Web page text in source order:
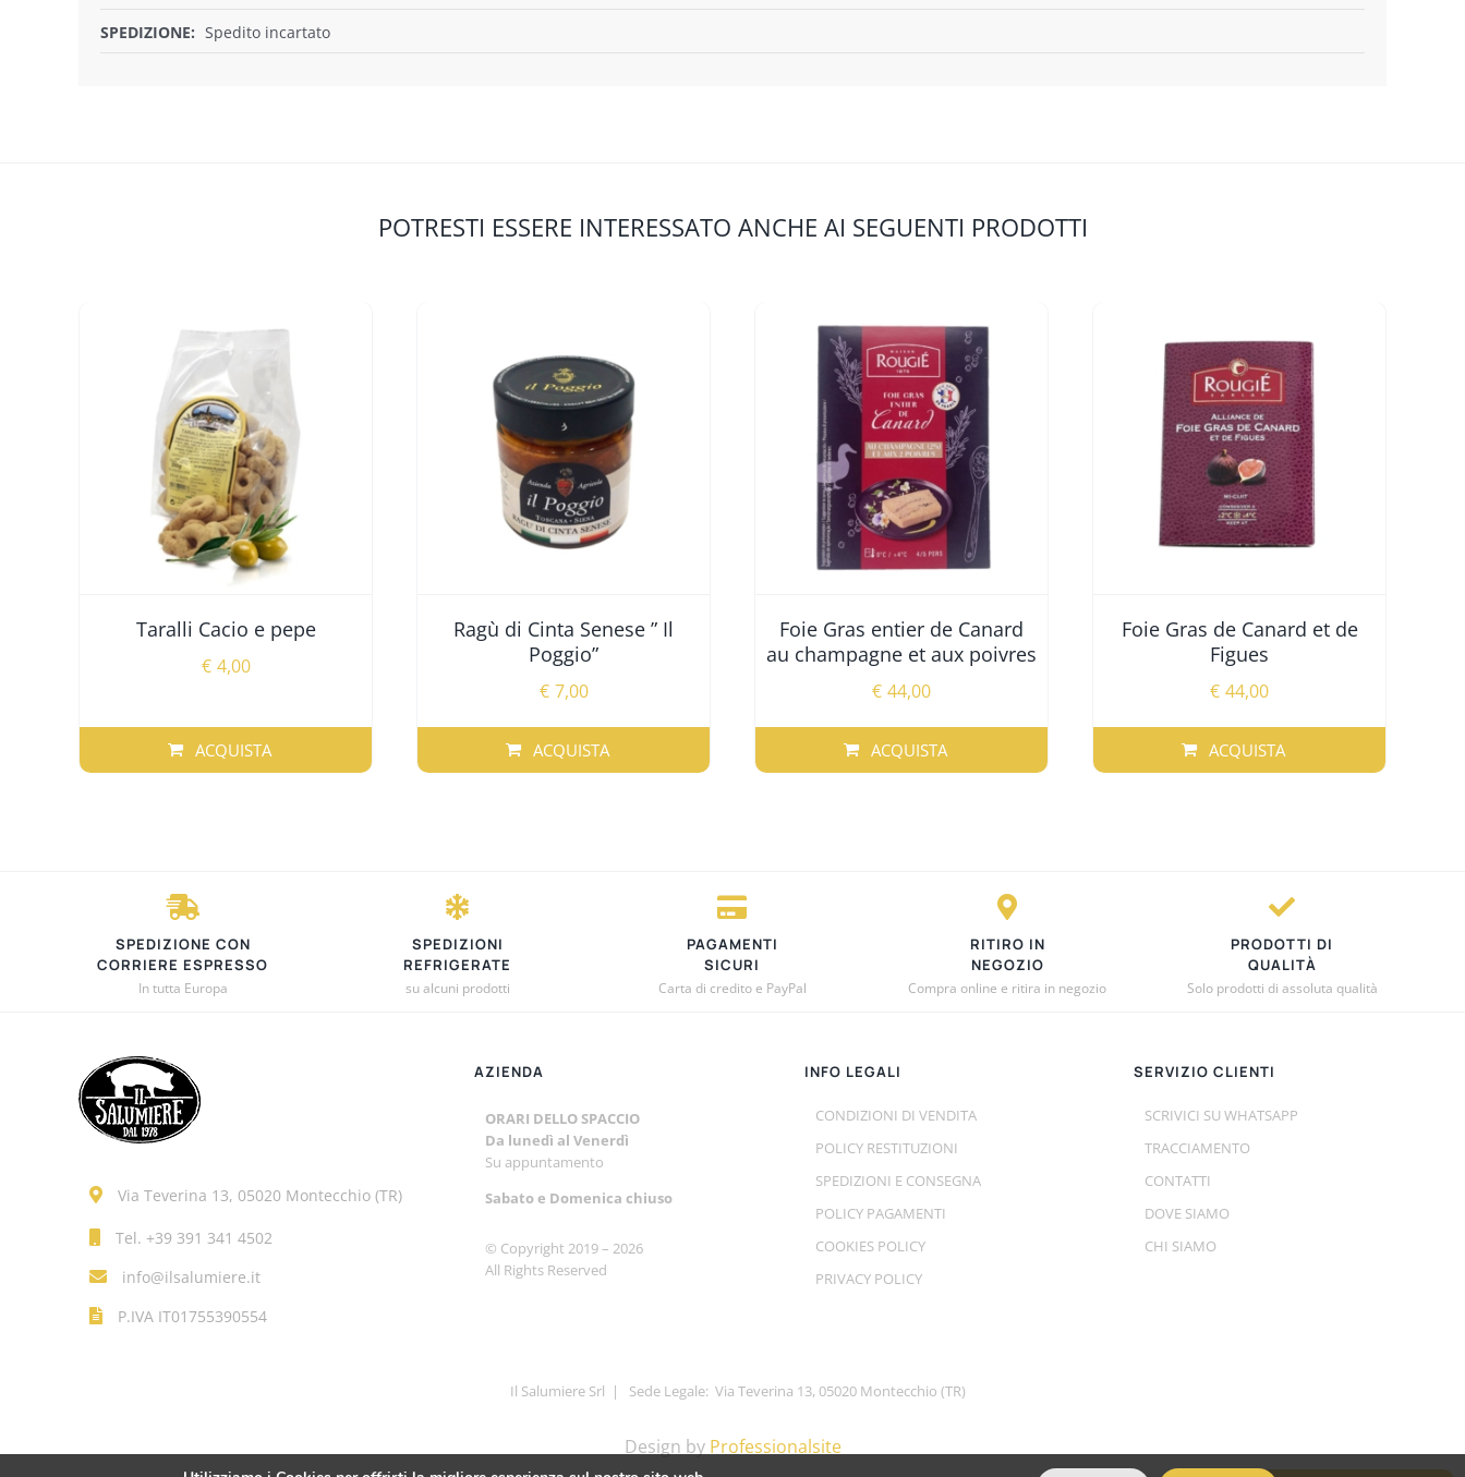
SPEDIZIONE: Spedito incartato
POTRESTI ESSERE INTERESSATO ANCHE AI SEGUENTI PRODOTTI
Taralli Cacio e pepe
€ 4,00
ACQUISTA
Ragù di Cinta Senese ” Il
Poggio”
€ 7,00
ACQUISTA
Foie Gras entier de Canard
au champagne et aux poivres
€ 44,00
ACQUISTA
Foie Gras de Canard et de
Figues
€ 44,00
ACQUISTA
SPEDIZIONE CON
CORRIERE ESPRESSO
In tutta Europa
SPEDIZIONI
REFRIGERATE
su alcuni prodotti
PAGAMENTI
SICURI
Carta di credito e PayPal
RITIRO IN
NEGOZIO
Compra online e ritira in negozio
PRODOTTI DI
QUALITÀ
Solo prodotti di assoluta qualità
Via Teverina 13, 05020 Montecchio (TR)
Tel. +39 391 341 4502
info@ilsalumiere.it
P.IVA IT01755390554
AZIENDA
ORARI DELLO SPACCIO
Da lunedì al Venerdì
Su appuntamento
Sabato e Domenica chiuso
© Copyright 2019 – 2026
All Rights Reserved
INFO LEGALI
CONDIZIONI DI VENDITA
POLICY RESTITUZIONI
SPEDIZIONI E CONSEGNA
POLICY PAGAMENTI
COOKIES POLICY
PRIVACY POLICY
SERVIZIO CLIENTI
SCRIVICI SU WHATSAPP
TRACCIAMENTO
CONTATTI
DOVE SIAMO
CHI SIAMO
Il Salumiere Srl | Sede Legale: Via Teverina 13, 05020 Montecchio (TR)
Design by Professionalsite